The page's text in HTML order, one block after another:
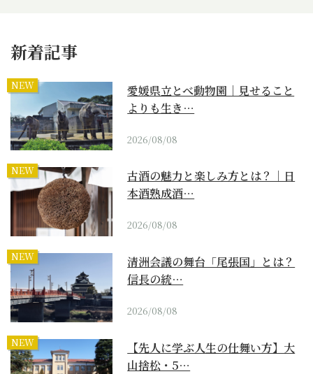
新着記事
NEW
愛媛県立とべ動物園｜見せること
よりも生き…
2026/08/08
NEW
古酒の魅力と楽しみ方とは？｜日
本酒熟成酒…
2026/08/08
NEW
清洲会議の舞台「尾張国」とは？
信長の統…
2026/08/08
NEW
【先人に学ぶ人生の仕舞い方】大
山捨松・5…